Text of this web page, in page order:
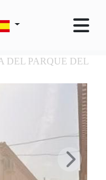
DEL PARQUE DEL